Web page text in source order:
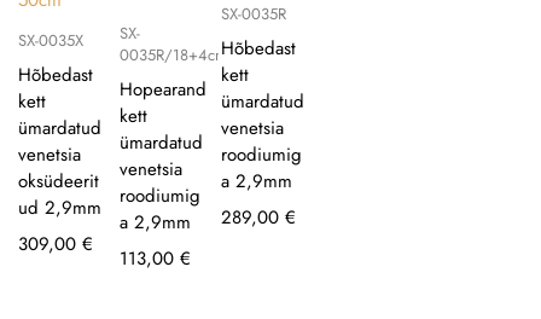
SX-0035X
Hõbedast
kett
ümardatud
venetsia
oksüdeerit
ud 2,9mm
309,00 €
SX-
0035R/18+4cm
Hopearand
kett
ümardatud
venetsia
roodiumig
a 2,9mm
113,00 €
SX-0035R
Hõbedast
kett
ümardatud
venetsia
roodiumig
a 2,9mm
289,00 €